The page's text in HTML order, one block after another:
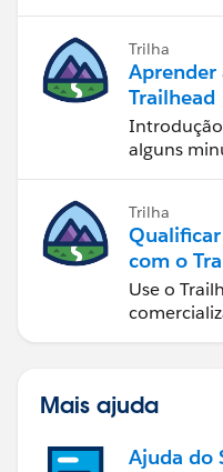
Trilha
Aprender
Trailhead
alguns
Trilha
com o
Use o
Mais ajuda
Ajuda do